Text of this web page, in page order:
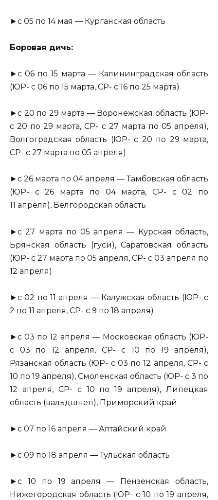
►с 05 по 14 мая — Курганская область
Боровая дичь:
►с 06 по 15 марта — Калининградская область
(ЮР- с 06 по 15 марта, СР- с 16 по 25 марта)
►с 20 по 29 марта — Воронежская область (ЮР-
с 20 по 29 марта, СР- с 27 марта по 05 апреля),
Волгоградская область (ЮР- с 20 по 29 марта,
СР- с 27 марта по 05 апреля)
►с 26 марта по 04 апреля — Тамбовская область
(ЮР- с 26 марта по 04 марта, СР- с 02 по
11 апреля), Белгородская область
►с 27 марта по 05 апреля — Курская область,
Брянская область (гуси), Саратовская область
(ЮР- с 27 марта по 05 апреля, СР- с 03 апреля по
12 апреля)
►с 02 по 11 апреля — Калужская область (ЮР- с
2 по 11 апреля, СР- с 9 по 18 апреля)
►с 03 по 12 апреля — Московская область (ЮР-
с 03 по 12 апреля, СР- с 10 по 19 апреля),
Рязанская область (ЮР- с 03 по 12 апреля, СР- с
10 по 19 апреля), Смоленская область (ЮР- с 3 по
12 апреля, СР- с 10 по 19 апреля), Липецкая
область (вальдшнеп), Приморский край
►с 07 по 16 апреля — Алтайский край
►с 09 по 18 апреля — Тульская область
►с 10 по 19 апреля — Пензенская область,
Нижегородская область (ЮР- с 10 по 19 апреля,